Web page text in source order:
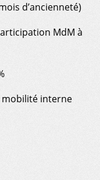
d’ancienneté)
MdM à
mobilité interne